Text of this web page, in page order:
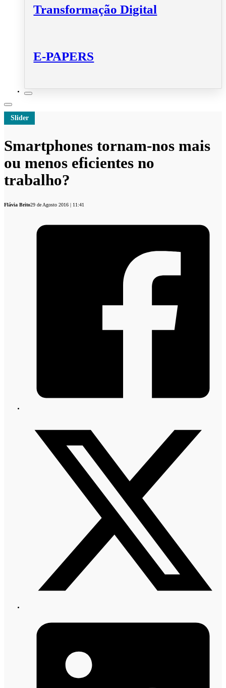
Transformação Digital
E-PAPERS
Slider
Smartphones tornam-nos mais
ou menos eficientes no
trabalho?
Flávia Brito29 de Agosto 2016 | 11:41